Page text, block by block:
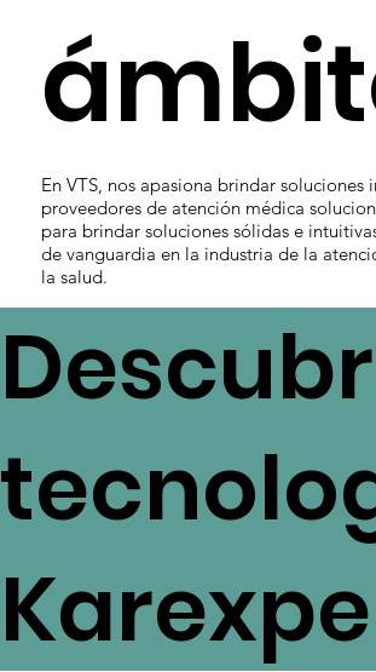
En VTS, nos apasiona brindar
proveedores de atención médica
para brindar soluciones sólidas e
de vanguardia en la industria de la
la salud.